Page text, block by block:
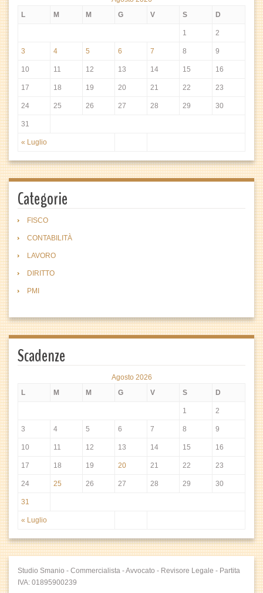
L
M M G V S D
« Luglio
1 2
3 4 5 6 7 8 9
10 11 12 13 14 15 16
17 18 19 20 21 22 23
24 25 26 27 28 29 30
31
Categorie
FISCO
CONTABILITÀ
LAVORO
DIRITTO
PMI
Scadenze
Agosto 2026
L
M M G V S D
« Luglio
1 2
3 4 5 6 7 8 9
10 11 12 13 14 15 16
17 18 19 20 21 22 23
24 25 26 27 28 29 30
31
Studio Smanio - Commercialista - Avvocato - Revisore Legale - Partita
IVA: 01895900239